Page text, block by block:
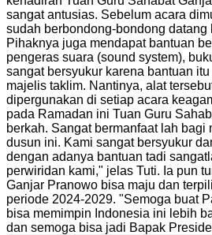
sangat antusias. Sebelum acara
sudah berbondong-bondong datang
Pihaknya juga mendapat bantuan
pengeras suara (sound system),
sangat bersyukur karena bantuan
majelis taklim. Nantinya, alat
dipergunakan di setiap acara
pada Ramadan ini Tuan Guru
berkah. Sangat bermanfaat lah bagi
dusun ini. Kami sangat bersyukur
dengan adanya bantuan tadi
perwiridan kami," jelas Tuti. Ia pun
Ganjar Pranowo bisa maju dan
periode 2024-2029. "Semoga buat
bisa memimpin Indonesia ini lebih
dan semoga bisa jadi Bapak